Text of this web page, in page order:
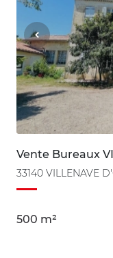
Vente Bureaux
33140 VILLENAVE
500 m²